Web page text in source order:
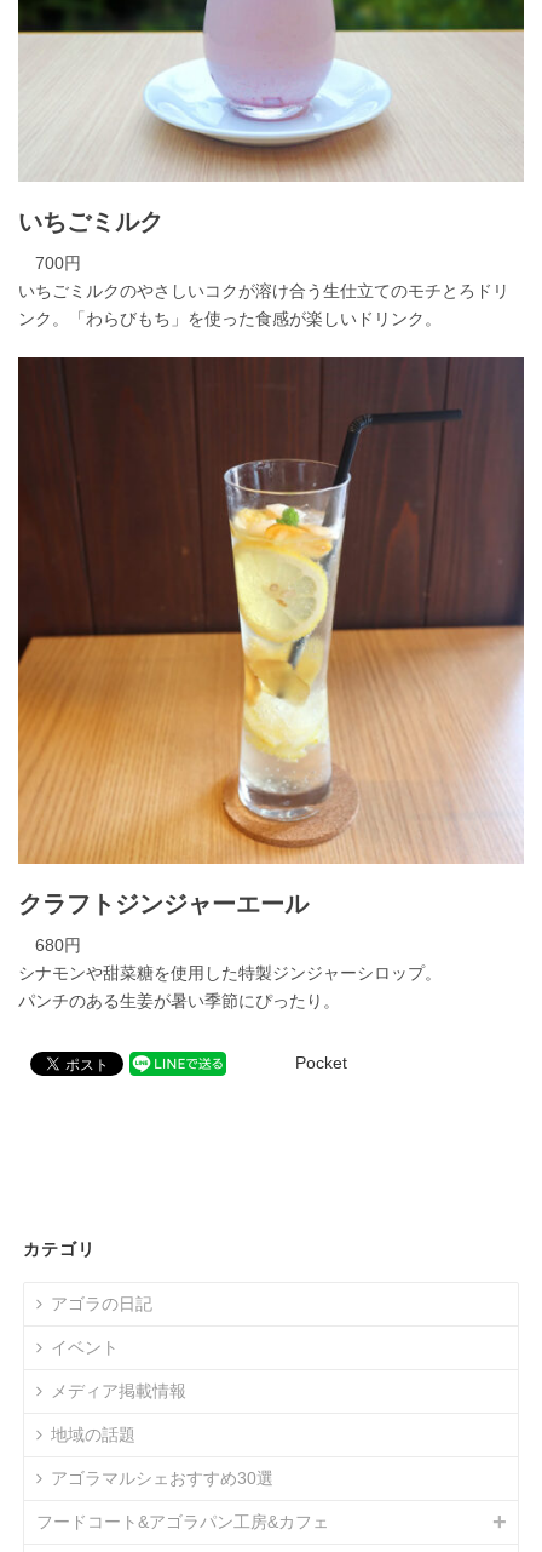
いちごミルク
700円
いちごミルクのやさしいコクが溶け合う生仕立てのモチとろドリ
ンク。「わらびもち」を使った食感が楽しいドリンク。
クラフトジンジャーエール
680円
シナモンや甜菜糖を使用した特製ジンジャーシロップ。
パンチのある生姜が暑い季節にぴったり。
Pocket
カテゴリ
アゴラの日記
イベント
メディア掲載情報
地域の話題
アゴラマルシェおすすめ30選
フードコート&アゴラパン工房&カフェ